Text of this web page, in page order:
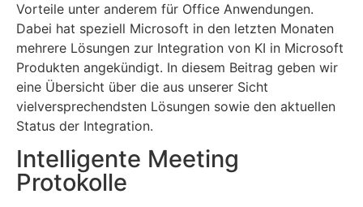
Vorteile unter anderem für Office Anwendungen.
Dabei hat speziell Microsoft in den letzten Monaten
mehrere Lösungen zur Integration von KI in Microsoft
Produkten angekündigt. In diesem Beitrag geben wir
eine Übersicht über die aus unserer Sicht
vielversprechendsten Lösungen sowie den aktuellen
Status der Integration.
Intelligente Meeting
Protokolle